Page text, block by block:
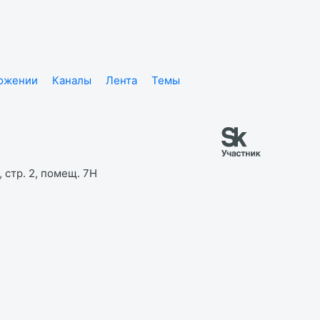
Каналы Лента
Темы
стр. 2, помещ. 7Н